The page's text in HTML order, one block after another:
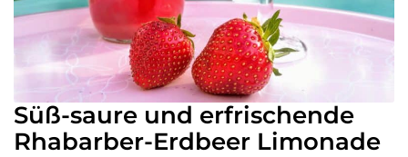
Süß-saure und erfrischende
Rhabarber-Erdbeer Limonade